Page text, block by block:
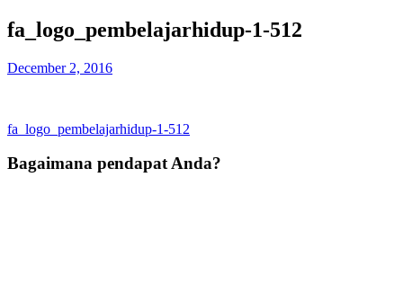
fa_logo_pembelajarhidup-1-512
December 2, 2016
Post
navigation
fa_logo_pembelajarhidup-1-512
Bagaimana pendapat Anda?